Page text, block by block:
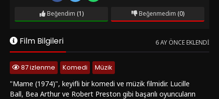
Beğendim (1) Beğenmedim (0)
Film Bilgileri 6 AY ÖNCE EKLENDI
87 izlenme Komedi
Müzik
"Mame (1974)", keyifli bir komedi ve müzik filmidir. Lucille
Ball, Bea Arthur ve Robert Preston gibi başarılı oyuncuların